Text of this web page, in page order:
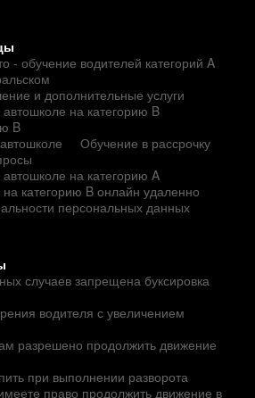
- обучение водителей категорий A
и дополнительные услуги
на категорию B
B
Обучение в рассрочку
на категорию A
категорию B онлайн удаленно
персональных данных
случаев запрещена буксировка
водителя с увеличением
разрешено продолжить движение
при выполнении разворота
право продолжить движение в